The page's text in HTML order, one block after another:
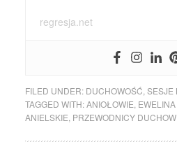
regresja.net
FILED UNDER: DUCHOWOŚĆ SESJE
TAGGED WITH:ANIOŁOWIE
ANIELSKIE PRZEWODNICY